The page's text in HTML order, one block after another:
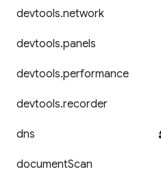
devtools.network
devtools.panels
devtools.performance
devtools.recorder
dns
documentScan